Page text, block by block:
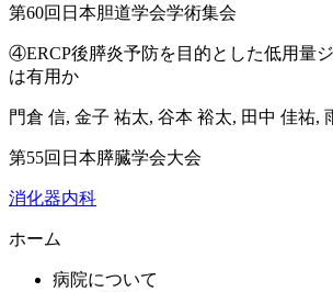
第60回日本胆道学会学術集会
④ERCP後膵炎予防を目的とした低用量
は有用か
門倉 信, 金子 祐太, 谷本 裕太, 田中 佳祐,
第55回日本膵臓学会大会
消化器内科
ホーム
病院について